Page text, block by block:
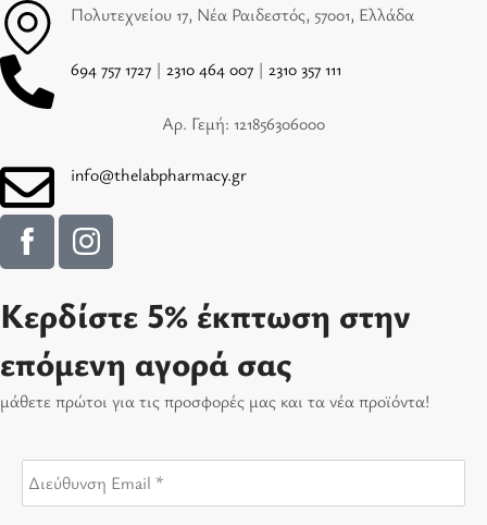
Πολυτεχνείου 17, Νέα Ραιδεστός, 57001, Ελλάδα
694 757 1727 | 2310 464 007 | 2310 357 111
Αρ. Γεμή: 121856306000
info@thelabpharmacy.gr
Κερδίστε 5% έκπτωση στην
επόμενη αγορά σας
μάθετε πρώτοι για τις προσφορές μας και τα νέα προϊόντα!